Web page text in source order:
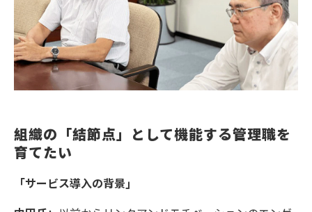
組織の「結節点」として機能する管理職を
育てたい
「サービス導入の背景」